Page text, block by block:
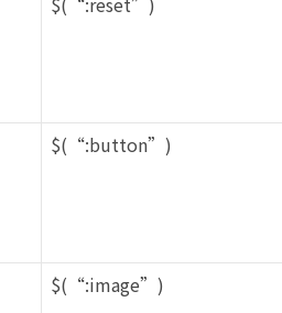
$(“:button”)
$(“:image”)